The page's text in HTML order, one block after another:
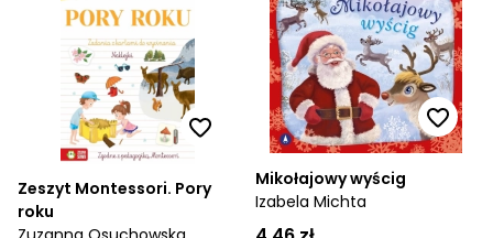
Zeszyt Montessori. Pory
roku
Mikołajowy wyścig
Izabela Michta